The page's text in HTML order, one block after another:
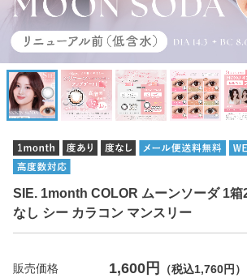
SIE. 1month COLOR ムーンソーダ 1箱
なし シー カラコン マンスリー
販売価格 1,600円 （税込1,760円）